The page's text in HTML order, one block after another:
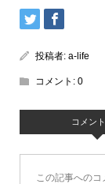
投稿者: a-life
コメント: 0
コメン
この記事へのコ